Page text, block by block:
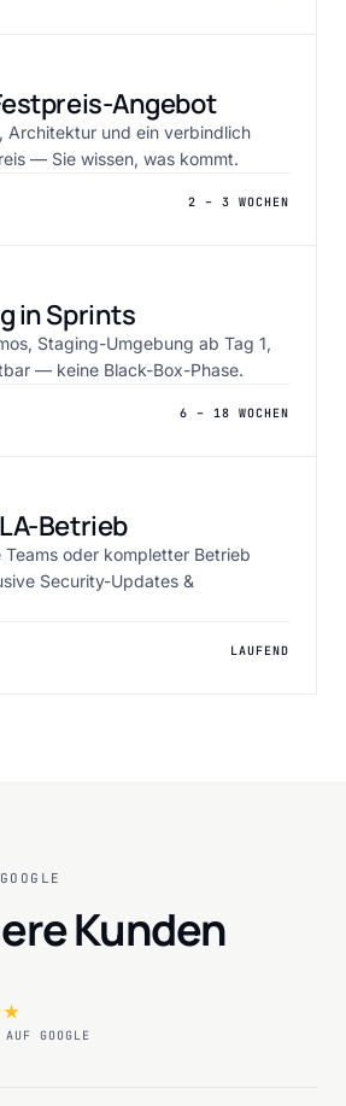
Angebot
Architektur und ein verbindlich
— Sie wissen, was kommt.
2 – 3 WOCHEN
in Sprints
Staging-Umgebung ab Tag 1,
— keine Black-Box-Phase.
6 – 18 WOCHEN
Betrieb
Teams oder kompletter Betrieb
Security-Updates &
LAUFEND
Kunden
GOOGLE